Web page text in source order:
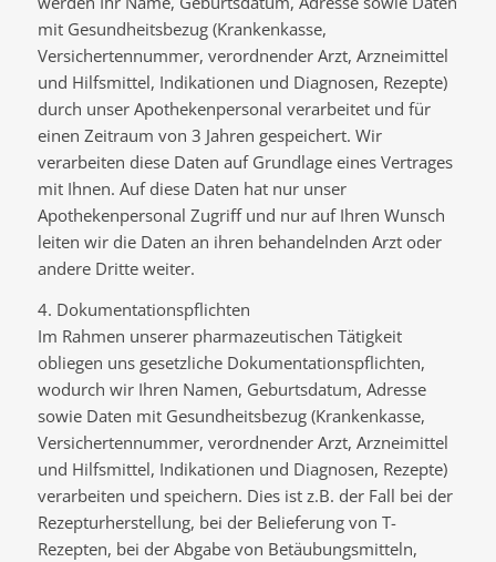
mit Gesundheitsbezug (Krankenkasse,
Versichertennummer, verordnender Arzt, Arzneimittel
und Hilfsmittel, Indikationen und Diagnosen, Rezepte)
durch unser Apothekenpersonal verarbeitet und für
einen Zeitraum von 3 Jahren gespeichert. Wir
verarbeiten diese Daten auf Grundlage eines Vertrages
mit Ihnen. Auf diese Daten hat nur unser
Apothekenpersonal Zugriff und nur auf Ihren Wunsch
leiten wir die Daten an ihren behandelnden Arzt oder
andere Dritte weiter.
4. Dokumentationspflichten
Im Rahmen unserer pharmazeutischen Tätigkeit
obliegen uns gesetzliche Dokumentationspflichten,
wodurch wir Ihren Namen, Geburtsdatum, Adresse
sowie Daten mit Gesundheitsbezug (Krankenkasse,
Versichertennummer, verordnender Arzt, Arzneimittel
und Hilfsmittel, Indikationen und Diagnosen, Rezepte)
verarbeiten und speichern. Dies ist z.B. der Fall bei der
Rezepturherstellung, bei der Belieferung von T-
Rezepten, bei der Abgabe von Betäubungsmitteln,